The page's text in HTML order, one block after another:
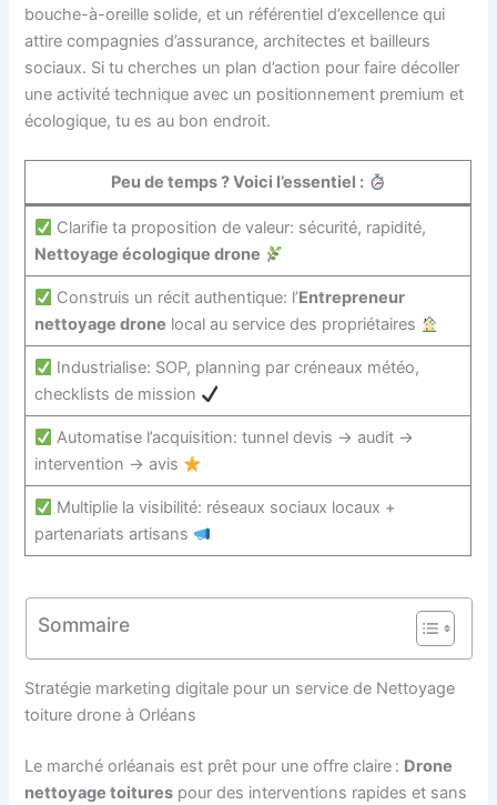
bouche-à-oreille solide, et un référentiel d’excellence qui
attire compagnies d’assurance, architectes et bailleurs
sociaux. Si tu cherches un plan d’action pour faire décoller
une activité technique avec un positionnement premium et
écologique, tu es au bon endroit.
Peu de temps ? Voici l’essentiel :
Clarifie ta proposition de valeur: sécurité, rapidité,
Nettoyage écologique drone
Construis un récit authentique: l’Entrepreneur
nettoyage drone local au service des propriétaires
Industrialise: SOP, planning par créneaux météo,
checklists de mission
Automatise l’acquisition: tunnel devis -> audit ->
intervention -> avis
Multiplie la visibilité: réseaux sociaux locaux +
partenariats artisans
Sommaire
Stratégie marketing digitale pour un service de Nettoyage
toiture drone à Orléans
Le marché orléanais est prêt pour une offre claire : Drone
nettoyage toitures pour des interventions rapides et sans